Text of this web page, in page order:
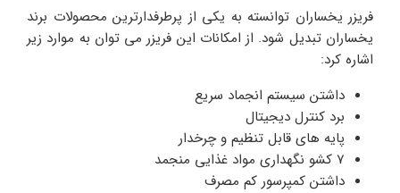
فریزر یخساران توانسته به یکی از پرطرفدارترین محصولات برند
یخساران تبدیل شود. از امکانات این فریزر می توان به موارد زیر
اشاره کرد:
داشتن سیستم انجماد سریع
برد کنترل دیجیتال
پایه های قابل تنظیم و چرخدار
۷ کشو نگهداری مواد غذایی منجمد
داشتن کمپرسور کم مصرف